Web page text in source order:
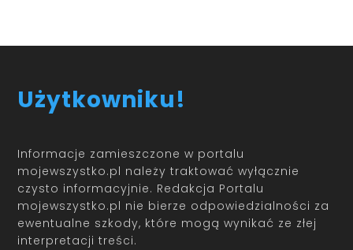
Użytkowniku!
Informacje zamieszczone w portalu
mojewszystko.pl należy traktować wyłącznie
czysto informacyjnie. Redakcja Portalu
mojewszystko.pl nie bierze odpowiedzialności za
ewentualne szkody, które mogą wynikać ze złej
interpretacji treści.